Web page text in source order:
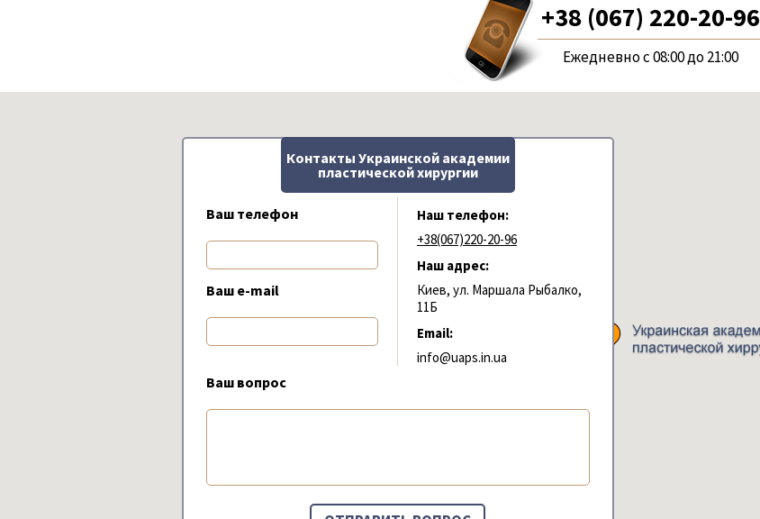
+38 (067) 220-20-96
Ежедневно с 08:00 до 21:00
Контакты Украинской академии
пластической хирургии
Наш телефон:
+38(067)220-20-96
Наш адрес:
Киев, ул. Маршала Рыбалко,
11Б
Email:
info@uaps.in.ua
Ваш телефон
Ваш e-mail
Ваш вопрос